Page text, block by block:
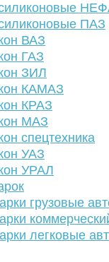
ПАЗ
ВАЗ
ГАЗ
ЗИЛ
КАМАЗ
КРАЗ
МАЗ
спецтехника
УАЗ
УРАЛ
грузовые
легковые